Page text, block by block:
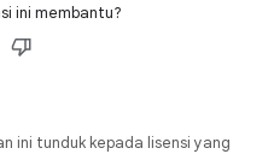
ini membantu?
ini tunduk kepada lisensi yang